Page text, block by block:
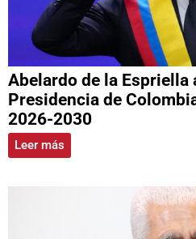
Abelardo de la Espriella
Presidencia de
2026-2030
Leer más